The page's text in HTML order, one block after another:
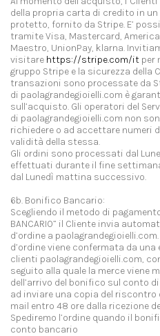
della propria carta di credito in
protetto, fornito da Stripe. E’
tramite Visa, Mastercard,
Maestro, UnionPay, klarna.
visitare https://stripe.com/it per
gruppo Stripe e la sicurezza della
transazioni sono processate da
di paolagrandegioielli.com è
sull’acquisto. Gli operatori del
di paolagrandegioielli.com non
richiedere o ad accettare numeri
validità della stessa.
Gli ordini sono processati dal
effettuati durante il fine
dal Lunedì mattina successivo.
6b. Bonifico Bancario:
Scegliendo il metodo di pagamento
BANCARIO” il Cliente invia
d’ordine a
d’ordine viene confermata da
clienti paolagrandegioielli.com,
seguito alla quale la merce viene
dell’arrivo del bonifico sul conto di
ad inviare una copia del riscontro
mail entro 48 ore dalla ricezione
Spediremo l’ordine quando il
conto bancario